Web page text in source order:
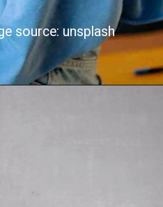
source: unsplash